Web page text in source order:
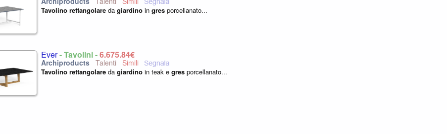
Tavolino rettangolare da giardino in gres porcellanato...
Ever- Tavolini -6.675,84€
Talenti
Tavolino rettangolare da giardino in teak e gres porcellanato...